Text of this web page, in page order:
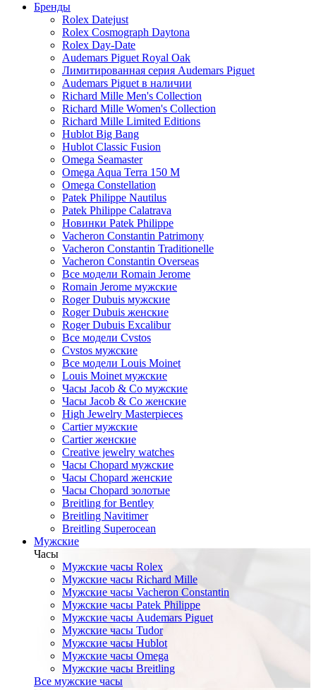
Бренды
Rolex Datejust
Rolex Cosmograph Daytona
Rolex Day-Date
Audemars Piguet Royal Oak
Лимитированная серия Audemars Piguet
Audemars Piguet в наличии
Richard Mille Men's Collection
Richard Mille Women's Collection
Richard Mille Limited Editions
Hublot Big Bang
Hublot Classic Fusion
Omega Seamaster
Omega Aqua Terra 150 M
Omega Constellation
Patek Philippe Nautilus
Patek Philippe Calatrava
Новинки Patek Philippe
Vacheron Constantin Patrimony
Vacheron Constantin Traditionelle
Vacheron Constantin Overseas
Все модели Romain Jerome
Romain Jerome мужские
Roger Dubuis мужские
Roger Dubuis женские
Roger Dubuis Excalibur
Все модели Cvstos
Cvstos мужские
Все модели Louis Moinet
Louis Moinet мужские
Часы Jacob & Co мужские
Часы Jacob & Co женские
High Jewelry Masterpieces
Cartier мужские
Cartier женские
Creative jewelry watches
Часы Chopard мужские
Часы Сhopard женские
Часы Сhopard золотые
Breitling for Bentley
Breitling Navitimer
Breitling Superocean
Мужские
Часы
Мужские часы Rolex
Мужские часы Richard Mille
Мужские часы Vacheron Constantin
Мужские часы Patek Philippe
Мужские часы Audemars Piguet
Мужские часы Tudor
Мужские часы Hublot
Мужские часы Omega
Мужские часы Breitling
Все мужские часы